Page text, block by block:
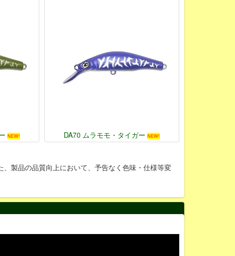
NEW! DA70 ムラモモ・タイガー NEW!
製品の品質向上において、予告なく色味・仕様等変